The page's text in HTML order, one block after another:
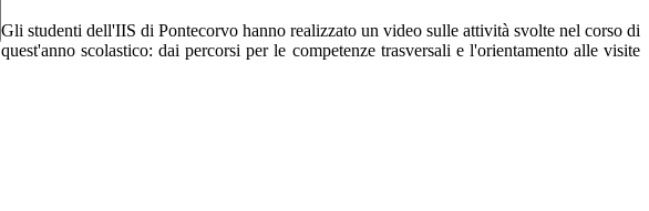
Gli studenti dell'IIS di Pontecorvo hanno realizzato un video sulle attività svolte nel corso di
quest'anno scolastico: dai percorsi per le competenze trasversali e l'orientamento alle visite